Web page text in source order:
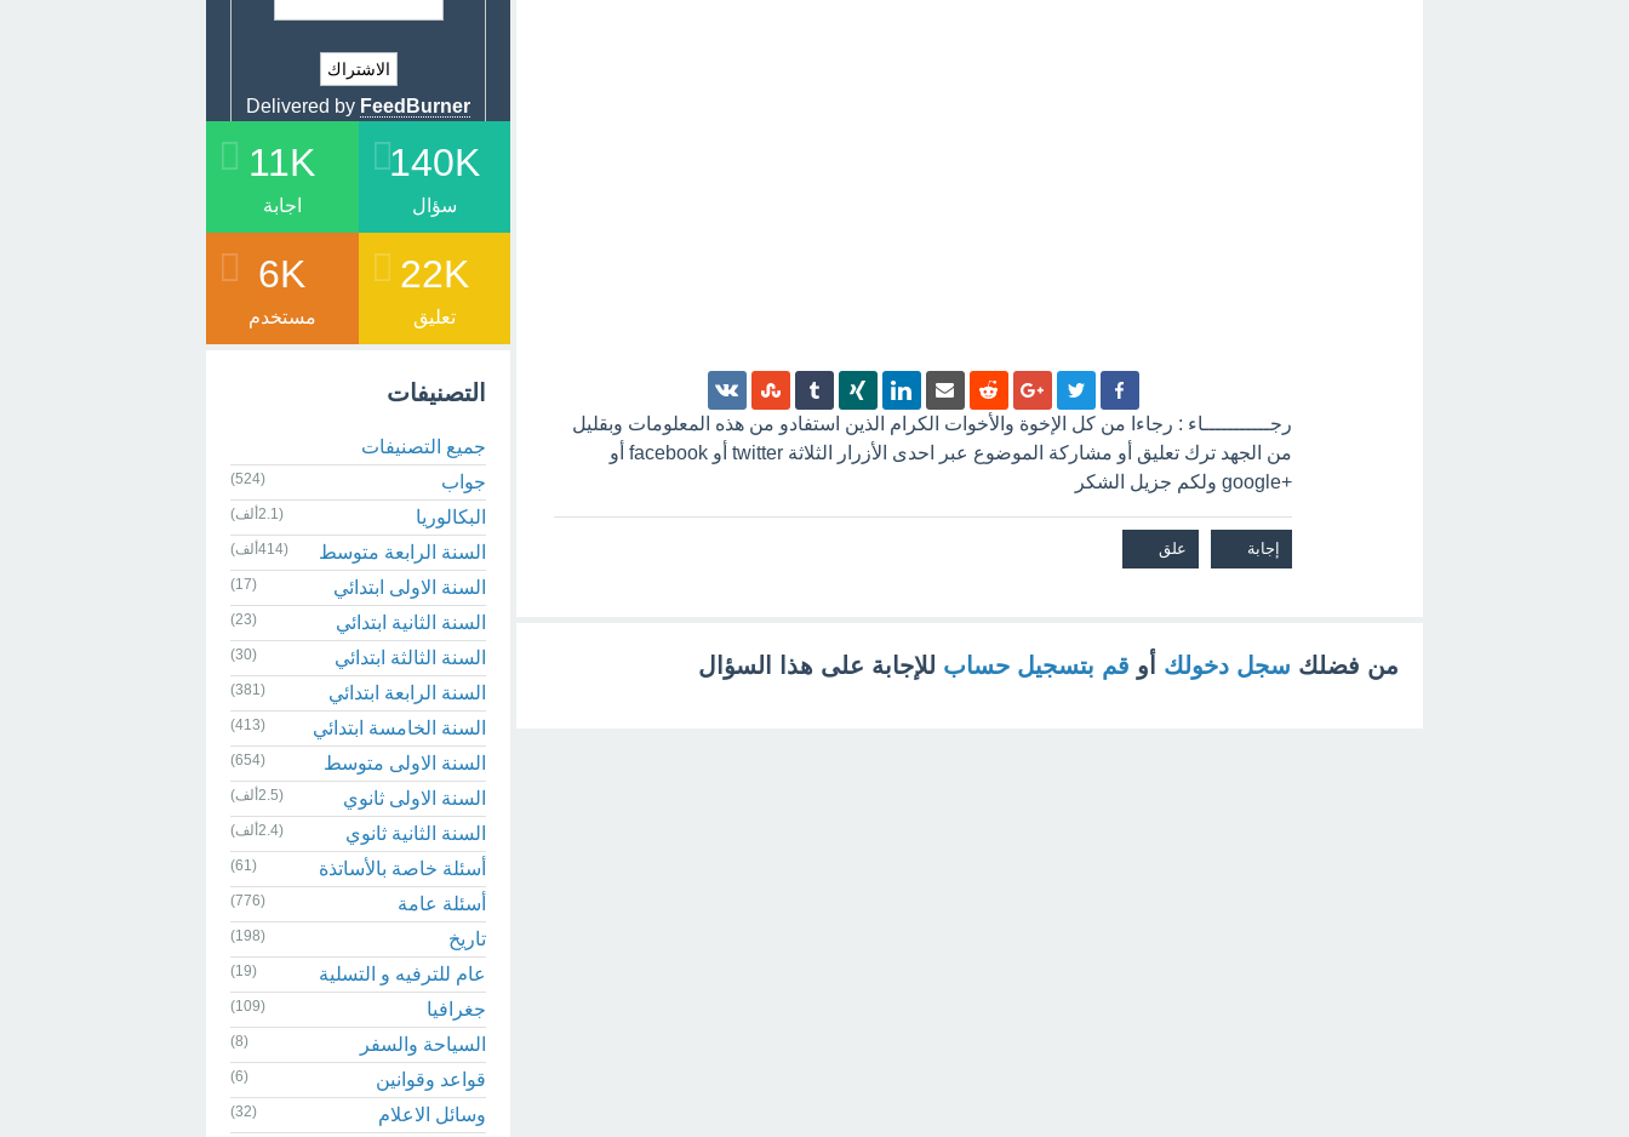
رجـــــــــــاء : رجاءا من كل الإخوة والأخوات الكرام الذين استفادو من هذه المعلومات وبقليل
من الجهد ترك تعليق أو مشاركة الموضوع عبر احدى الأزرار الثلاثة twitter أو facebook أو
+google ولكم جزيل الشكر
من فضلك سجل دخولك أو قم بتسجيل حساب للإجابة على هذا السؤال
Delivered by FeedBurner
140K
سؤال
11K
اجابة
22K
تعليق
6K
مستخدم
التصنيفات
جميع التصنيفات
جواب
(524)
البكالوريا (2.1ألف)
السنة الرابعة متوسط (414ألف)
السنة الاولى ابتدائي (17)
السنة الثانية ابتدائي (23)
السنة الثالثة ابتدائي (30)
السنة الرابعة ابتدائي (381)
السنة الخامسة ابتدائي (413)
السنة الاولى متوسط (654)
السنة الاولى ثانوي (2.5ألف)
السنة الثانية ثانوي (2.4ألف)
أسئلة خاصة بالأساتذة (61)
أسئلة عامة (776)
تاريخ (198)
عام للترفيه و التسلية (19)
جغرافيا (109)
السياحة والسفر (8)
قواعد وقوانين (6)
وسائل الاعلام (32)